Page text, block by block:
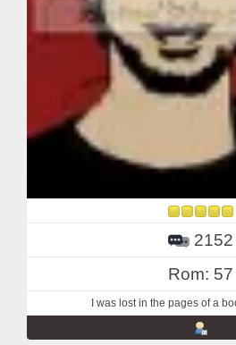
2152
Rom: 57
I was lost in the pages of a